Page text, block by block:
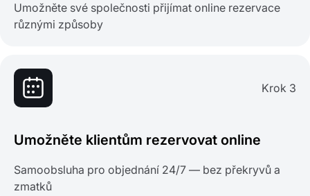
Umožněte své společnosti přijímat online rezervace
různými způsoby
Krok 3
Umožněte klientům rezervovat online
Samoobsluha pro objednání 24/7 — bez překryvů a
zmatků